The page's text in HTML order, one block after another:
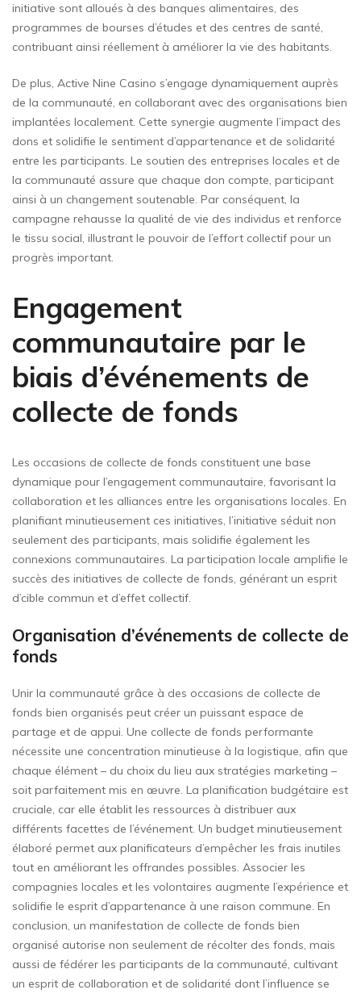
initiative sont alloués à des banques alimentaires, des
programmes de bourses d’études et des centres de santé,
contribuant ainsi réellement à améliorer la vie des habitants.
De plus, Active Nine Casino s’engage dynamiquement auprès
de la communauté, en collaborant avec des organisations bien
implantées localement. Cette synergie augmente l’impact des
dons et solidifie le sentiment d’appartenance et de solidarité
entre les participants. Le soutien des entreprises locales et de
la communauté assure que chaque don compte, participant
ainsi à un changement soutenable. Par conséquent, la
campagne rehausse la qualité de vie des individus et renforce
le tissu social, illustrant le pouvoir de l’effort collectif pour un
progrès important.
Engagement
communautaire par le
biais d’événements de
collecte de fonds
Les occasions de collecte de fonds constituent une base
dynamique pour l’engagement communautaire, favorisant la
collaboration et les alliances entre les organisations locales. En
planifiant minutieusement ces initiatives, l’initiative séduit non
seulement des participants, mais solidifie également les
connexions communautaires. La participation locale amplifie le
succès des initiatives de collecte de fonds, générant un esprit
d’cible commun et d’effet collectif.
Organisation d’événements de collecte de
fonds
Unir la communauté grâce à des occasions de collecte de
fonds bien organisés peut créer un puissant espace de
partage et de appui. Une collecte de fonds performante
nécessite une concentration minutieuse à la logistique, afin que
chaque élément – du choix du lieu aux stratégies marketing –
soit parfaitement mis en œuvre. La planification budgétaire est
cruciale, car elle établit les ressources à distribuer aux
différents facettes de l’événement. Un budget minutieusement
élaboré permet aux planificateurs d’empêcher les frais inutiles
tout en améliorant les offrandes possibles. Associer les
compagnies locales et les volontaires augmente l’expérience et
solidifie le esprit d’appartenance à une raison commune. En
conclusion, un manifestation de collecte de fonds bien
organisé autorise non seulement de récolter des fonds, mais
aussi de fédérer les participants de la communauté, cultivant
un esprit de collaboration et de solidarité dont l’influence se